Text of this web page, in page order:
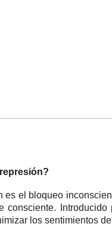
es el bloqueo
consciente.
los sentimientos